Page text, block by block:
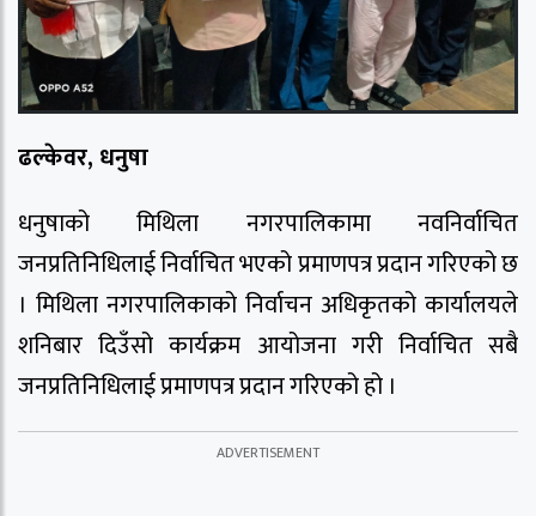
ढल्केवर, धनुषा
धनुषाको मिथिला नगरपालिकामा नवनिर्वाचित
जनप्रतिनिधिलाई निर्वाचित भएको प्रमाणपत्र प्रदान गरिएको छ
। मिथिला नगरपालिकाको निर्वाचन अधिकृतको कार्यालयले
शनिबार दिउँसो कार्यक्रम आयोजना गरी निर्वाचित सबै
जनप्रतिनिधिलाई प्रमाणपत्र प्रदान गरिएको हो ।